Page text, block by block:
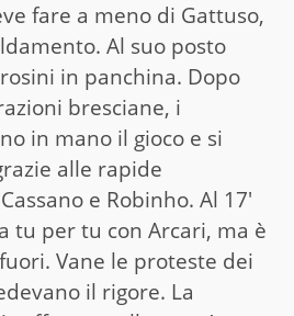
fare a meno di Gattuso,
Al suo posto
in panchina. Dopo
bresciane, i
in mano il gioco e si
alle rapide
e Robinho. Al 17′
tu per tu con Arcari, ma è
Vane le proteste dei
il rigore. La